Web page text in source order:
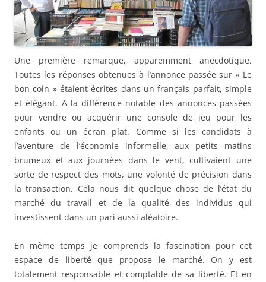
Une première remarque, apparemment anecdotique.
Toutes les réponses obtenues à l’annonce passée sur « Le
bon coin » étaient écrites dans un français parfait, simple
et élégant. A la différence notable des annonces passées
pour vendre ou acquérir une console de jeu pour les
enfants ou un écran plat. Comme si les candidats à
l’aventure de l’économie informelle, aux petits matins
brumeux et aux journées dans le vent, cultivaient une
sorte de respect des mots, une volonté de précision dans
la transaction. Cela nous dit quelque chose de l’état du
marché du travail et de la qualité des individus qui
investissent dans un pari aussi aléatoire.
En même temps je comprends la fascination pour cet
espace de liberté que propose le marché. On y est
totalement responsable et comptable de sa liberté. Et en